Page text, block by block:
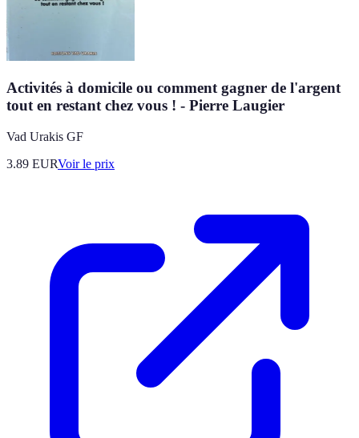
Activités à domicile ou comment gagner de l'argent
tout en restant chez vous ! - Pierre Laugier
Vad Urakis GF
3.89 EURVoir le prix